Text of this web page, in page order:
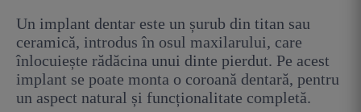
Un implant dentar este un șurub din titan sau
ceramică, introdus în osul maxilarului, care
înlocuiește rădăcina unui dinte pierdut. Pe acest
implant se poate monta o coroană dentară, pentru
un aspect natural și funcționalitate completă.